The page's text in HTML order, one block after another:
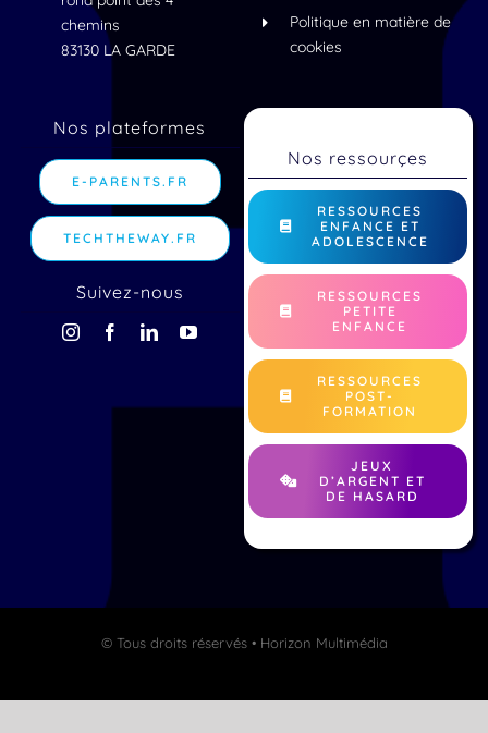
Nos plateformes
E-PARENTS.FR
Suivez-nous
Mentions légales
Politique en matière de
Espace La Pauline,
rond point des 4
Nos ressourçes
RESSOURCES
ENFANCE ET
ADOLESCENCE
RESSOURCES
PETITE
ENFANCE
RESSOURCES
POST-
FORMATION
JEUX
D’ARGENT ET